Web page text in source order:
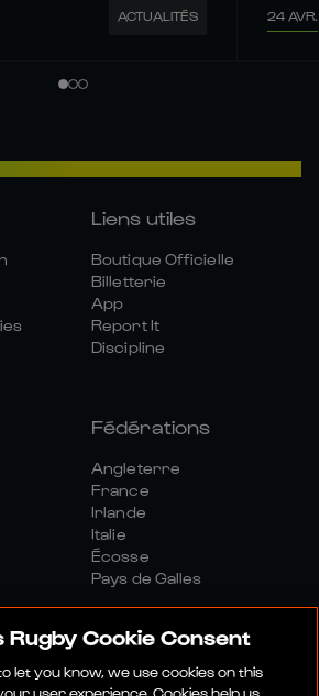
ACTUALITÉS 24 AVR.
Liens utiles
Boutique Officielle
Billetterie
App
Report It
Discipline
Fédérations
Angleterre
France
Irlande
Italie
Écosse
Pays de Galles
Rugby Cookie Consent
let you know, we use cookies on this
user experience. Cookies help us